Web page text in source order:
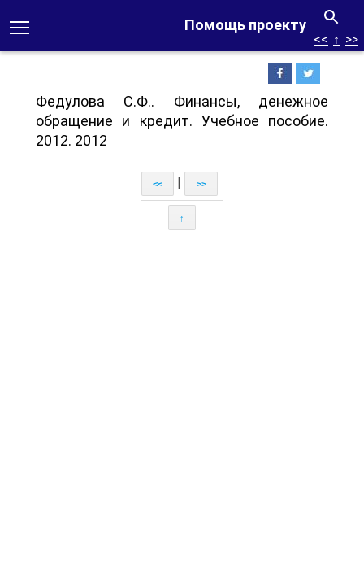
Помощь проекту
<< ↑ >>
Федулова С.Ф.. Финансы, денежное
обращение и кредит. Учебное пособие.
2012. 2012
<< >>
↑